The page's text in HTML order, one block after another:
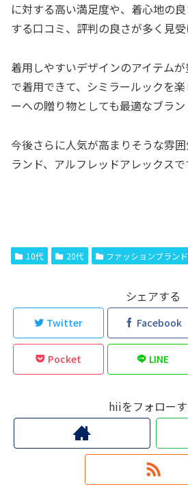
に対する高い満足度や、着心地の
する口コミ、評判の良さが多く見受
着用しやすいデザインのアイテム
で着用できて、シミラールックを
ーへの贈り物としても最適なブラン
今後さらに人気が高まりそうな雰
ランド、アルフレッドアレックスで
10代 20代 ファッションブラン
シェアする
Twitter Facebook
Pocket LINE
hiiをフォロー